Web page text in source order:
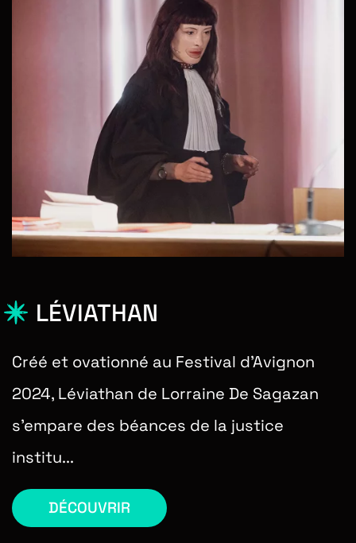
LÉVIATHAN
Créé et ovationné au Festival d’Avignon
2024, Léviathan de Lorraine De Sagazan
s’empare des béances de la justice
institu...
DÉCOUVRIR